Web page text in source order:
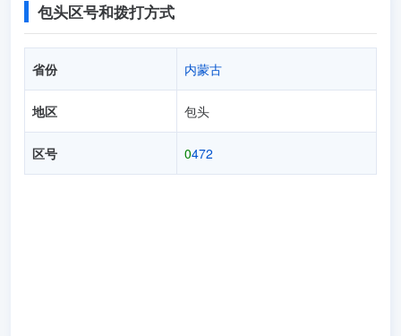
包头区号和拨打方式
省份 内蒙古
地区 包头
区号 0472